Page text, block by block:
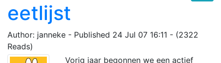
eetlijst
Author: janneke - Published 24 Jul 07 16:11 - (2322
Reads)
Vorig jaar begonnen we een actief